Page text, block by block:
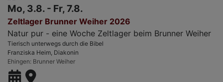
Mo, 3.8. - Fr, 7.8.
Zeltlager Brunner Weiher 2026
Natur pur - eine Woche Zeltlager beim Brunner Weiher
Tierisch unterwegs durch die Bibel
Franziska Heim, Diakonin
Ehingen Brunner Weiher